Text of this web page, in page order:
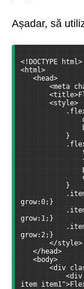
Așadar, să
<!DOCTYPE html>
<html>
<head>
<meta
<style>
.flex-
}
.flex-
text-
font-
color:
}
.item1
grow:0;}
.item2
grow:1;}
.item3
grow:2;}
</style>
</head>
<body>
<div
<div
item